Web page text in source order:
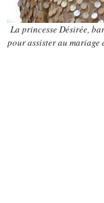
La princesse Désirée,
pour assister au mariage